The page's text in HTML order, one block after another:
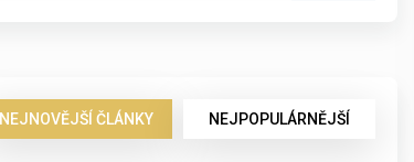
NEJNOVĚJŠÍ ČLÁNKY NEJPOPULÁRNĚJŠÍ